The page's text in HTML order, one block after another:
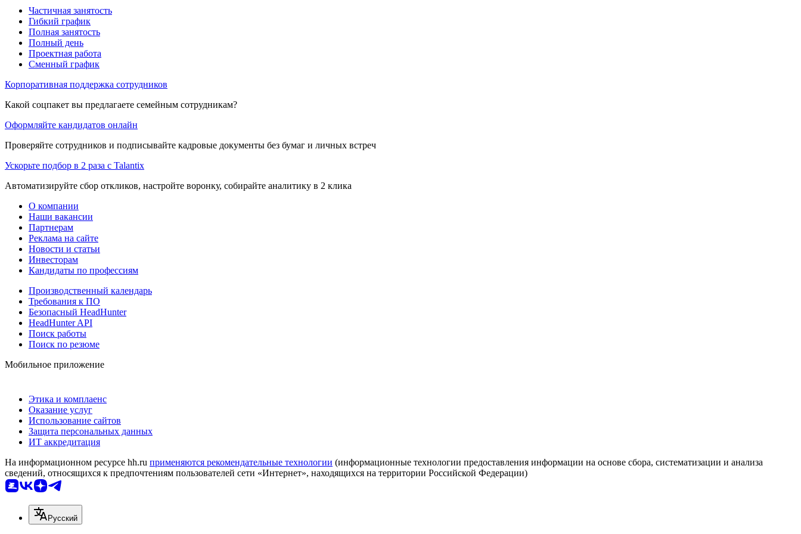
Частичная занятость
Гибкий график
Полная занятость
Полный день
Проектная работа
Сменный график
Корпоративная поддержка сотрудников
Какой соцпакет вы предлагаете семейным сотрудникам?
Оформляйте кандидатов онлайн
Проверяйте сотрудников и подписывайте кадровые документы без бумаг и личных встреч
Ускорьте подбор в 2 раза с Talantix
Автоматизируйте сбор откликов, настройте воронку, собирайте аналитику в 2 клика
О компании
Наши вакансии
Партнерам
Реклама на сайте
Новости и статьи
Инвесторам
Кандидаты по профессиям
Производственный календарь
Требования к ПО
Безопасный HeadHunter
HeadHunter API
Поиск работы
Поиск по резюме
Мобильное приложение
Этика и комплаенс
Оказание услуг
Использование сайтов
Защита персональных данных
ИТ аккредитация
На информационном ресурсе hh.ru применяются рекомендательные технологии (информационные технологии предоставления информации на основе сбора, систематизации и анализа
сведений, относящихся к предпочтениям пользователей сети «Интернет», находящихся на территории Российской Федерации)
Русский